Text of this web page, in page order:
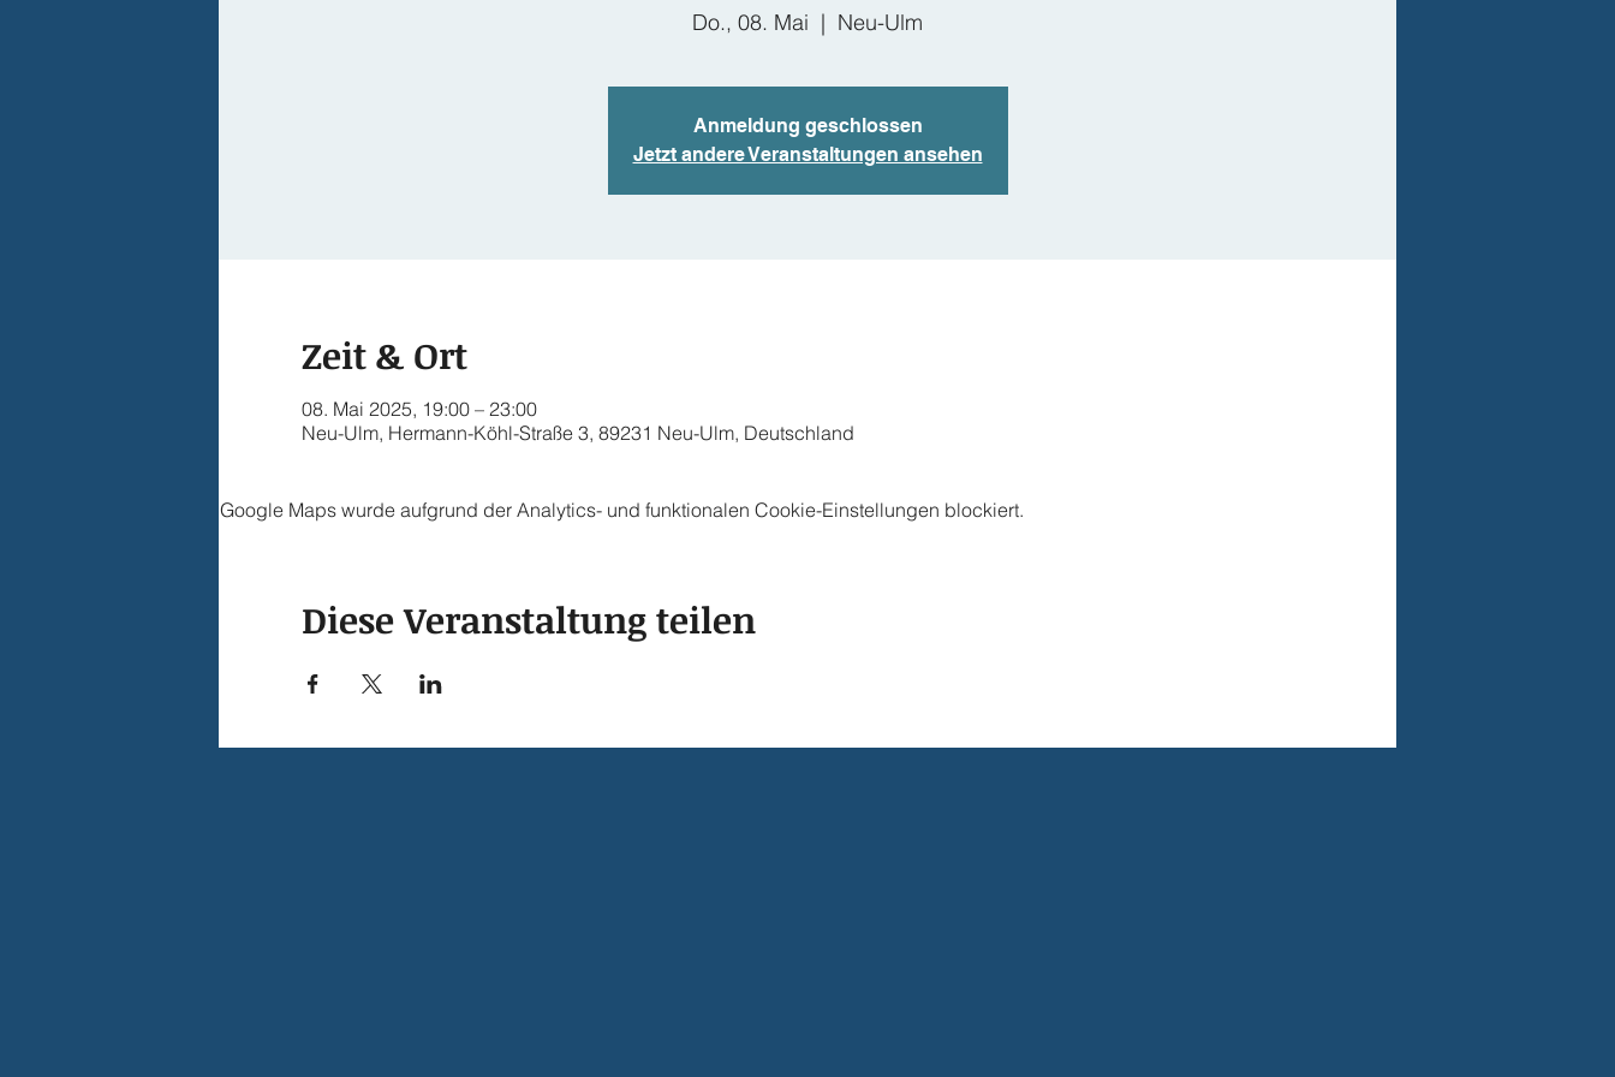
Do., 08. Mai
  |
Neu-Ulm
Anmeldung geschlossen
Jetzt andere Veranstaltungen ansehen
Zeit & Ort
08. Mai 2025, 19:00 – 23:00
Neu-Ulm, Hermann-Köhl-Straße 3, 89231 Neu-Ulm, Deutschland
Google Maps wurde aufgrund der Analytics- und funktionalen Cookie-Einstellungen blockiert.
Diese Veranstaltung teilen